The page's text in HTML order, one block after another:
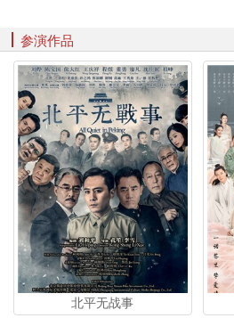
参演作品
北平无战事